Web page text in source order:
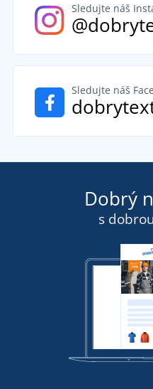
Sledujte náš
Sledujte náš
Dobrý
s